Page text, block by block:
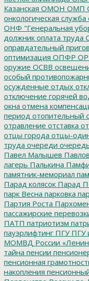
Казанская ОМОН ОМП
онкологическая служба
ОНФ "Генеральная
должник оплата труда
оправдательный
оптимизация ОПФР
оружие ОСВВ
особый
осужденные отдых
отключение горячей
окна отмена
период отопительный
отравление отставка
отцы города отцы-
труда очереди
Павел Малышев
лагерь Палькина
памятник-мемориал
Парад колясок Парад
парк Весна парковка
Партия Роста
пассажирские
ПАТП патриотизм
пауэрлифтинг ПГУПГУ
МОМВД России
тайна пенсии
пенсионная
накопления